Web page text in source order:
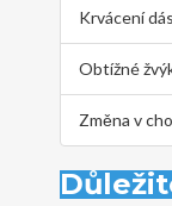
Krvácení
Obtížné
Změna v